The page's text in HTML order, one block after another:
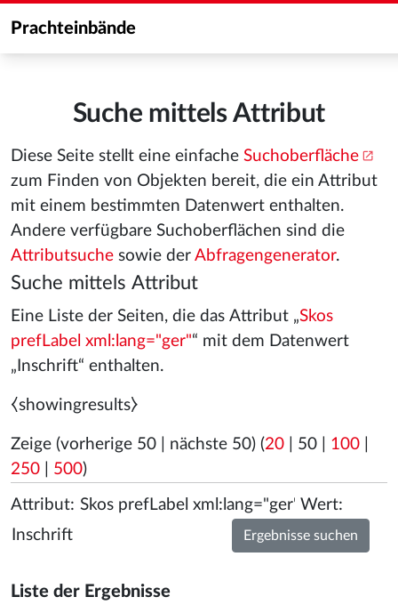
Prachteinbände
Suche mittels Attribut
Diese Seite stellt eine einfache Suchoberfläche
zum Finden von Objekten bereit, die ein Attribut
mit einem bestimmten Datenwert enthalten.
Andere verfügbare Suchoberflächen sind die
Attributsuche sowie der Abfragengenerator.
Suche mittels Attribut
Eine Liste der Seiten, die das Attribut „Skos
prefLabel xml:lang="ger"“ mit dem Datenwert
„Inschrift“ enthalten.
⧼showingresults⧽
Zeige (vorherige 50 nächste 50) (20 50 100
250
500)
Attribut: Wert:
Liste der Ergebnisse